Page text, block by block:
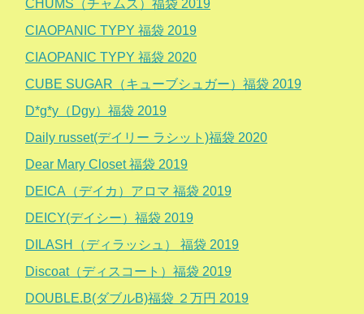
CHUMS（チャムス）福袋 2019
CIAOPANIC TYPY 福袋 2019
CIAOPANIC TYPY 福袋 2020
CUBE SUGAR（キューブシュガー）福袋 2019
D*g*y（Dgy）福袋 2019
Daily russet(デイリー ラシット)福袋 2020
Dear Mary Closet 福袋 2019
DEICA（デイカ）アロマ 福袋 2019
DEICY(デイシー）福袋 2019
DILASH（ディラッシュ） 福袋 2019
Discoat（ディスコート）福袋 2019
DOUBLE.B(ダブルB)福袋 ２万円 2019